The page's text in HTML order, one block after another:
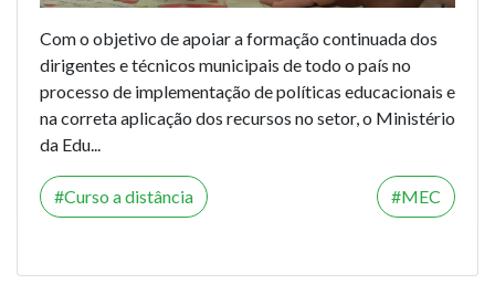
Com o objetivo de apoiar a formação continuada dos
dirigentes e técnicos municipais de todo o país no
processo de implementação de políticas educacionais e
na correta aplicação dos recursos no setor, o Ministério
da Edu...
Curso a distância MEC